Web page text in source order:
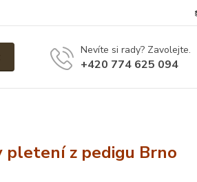
Nevíte si rady? Zavolejte.
+420 774 625 094
pletení z pedigu Brno